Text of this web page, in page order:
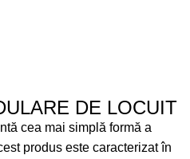
DE LOCUIT
cea mai simplă formă a
produs este caracterizat în